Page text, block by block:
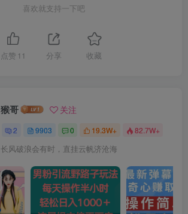
喜欢就支持一下吧
点赞 11 分享 收藏
猴哥 关注
2 9903 0 19.3W+ 82.7W+
长风破浪会有时，直挂云帆济沧海